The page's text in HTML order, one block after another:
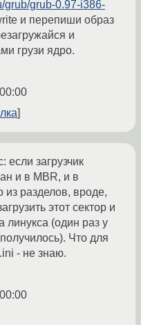
grub/grub-0.97-i386-
и перепиши образ
и
грузи ядро.
загрузчик
и в MBR, и в
из разделов, вроде,
этот сектор и
линукса (один раз у
Что для
- не знаю.